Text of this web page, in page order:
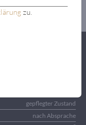
gepflegter Zustand
nach Absprache
zu.